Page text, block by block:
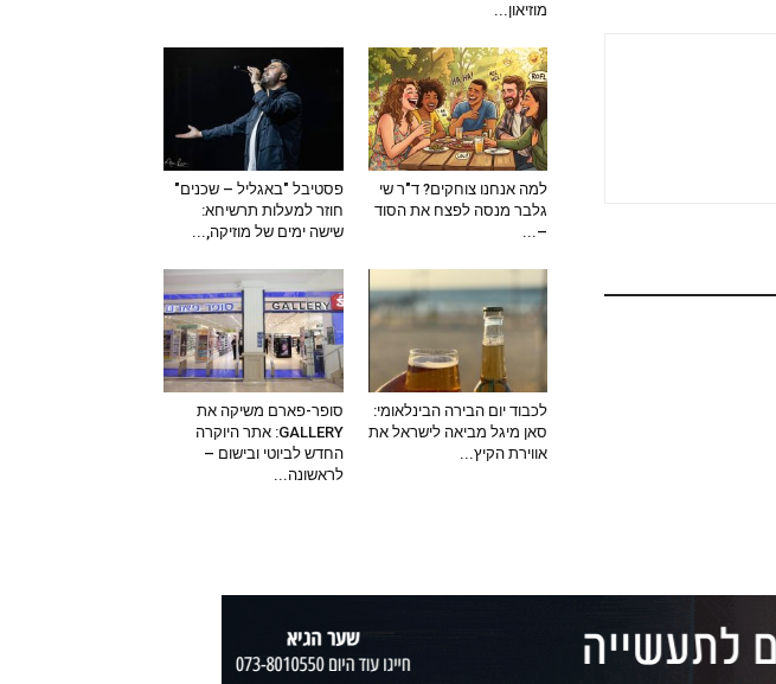
מוזיאון...
למה אנחנו צוחקים? ד"ר שי
גלבר מנסה לפצח את הסוד
–...
פסטיבל "באגליל – שכנים"
חוזר למעלות תרשיחא:
שישה ימים של מוזיקה,...
לכבוד יום הבירה הבינלאומי:
סאן מיגל מביאה לישראל את
אווירת הקיץ...
סופר-פארם משיקה את
GALLERY: אתר היוקרה
החדש לביוטי ובישום –
לראשונה...